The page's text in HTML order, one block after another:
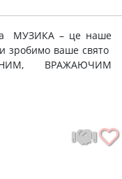
МУЗИКА – це наше
зробимо ваше свято
ВРАЖАЮЧИМ